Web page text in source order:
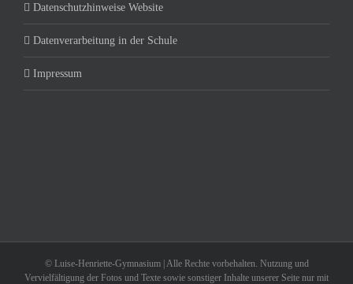
Datenschutzhinweise Website
Datenverarbeitung in der Schule
Impressum
© Luise-Henriette-Gymnasium | Alle Rechte vorbehalten. Nutzung und
Vervielfältigung der Fotos und Texte sowie sonstiger Inhalte unserer Seite nur mit